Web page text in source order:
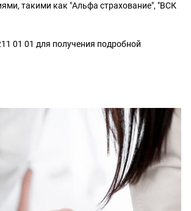
такими как "Альфа страхование", "ВСК
01 01 для получения подробной